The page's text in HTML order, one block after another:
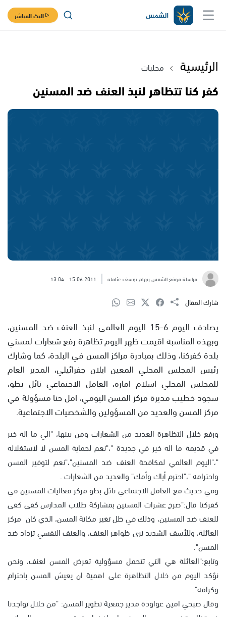
البث المباشر
الرئيسية محليات
كفر كنا تتظاهر لنبذ العنف ضد المسنين
مراسلة موقع الشمس ريهام يوسف عثامله 15.06.2011
13:04
شارك المقال
يصادف اليوم 6-15 اليوم العالمي لنبذ العنف ضد المسنين،
وبهذه المناسبة اقيمت ظهر اليوم تظاهرة رفع شعارات لمسني
بلدة كفركنا، وذلك بمبادرة مراكز المسن في البلدة، كما وشارك
رئيس المجلس المحلي المعين ايلان جفرائيلي، المدير العام
للمجلس المحلي اسلام اماره، العامل الاجتماعي نائل بطو،
سجود خطيب مديرة مركز المسن اليومي، امل حنا مسؤولة في
مركز المسن والعديد من المسؤولين والشخصيات الاجتماعية.
ورفع خلال التظاهرة العديد من الشعارات ومن بينها، "الي ما اله خير
في قديمة ما اله خير في جديدة "،"نعم لحماية المسن لا لاستغلاله
"،"اليوم العالمي لمكافحة العنف ضد المسنين"،"نعم لتوفير المسن
واحترامه "،"احترم أباك وأمك" والعديد من الشعارات .
وفي حديث مع العامل الاجتماعي نائل بطو مركز فعاليات المسنين في
كفركنا قال:"صرخ عشرات المسنين بمشاركة طلاب المدارس كفى كفى
للعنف ضد المسنين، وذلك في ظل تغير مكانة المسن، الذي كان مركز
العائلة، وللأسف الشديد نرى ظواهر العنف، والعنف النفسي تزداد ضد
المسن".
وتابع:"العائلة هي التي تتحمل مسؤولية تعرض المسن لعنف، ونحن
نؤكد اليوم من خلال التظاهرة على اهمية ان يعيش المسن باحترام
وكرامه".
وقال صبحي امين عواودة مدير جمعية تطوير المسن: "من خلال تواجدنا